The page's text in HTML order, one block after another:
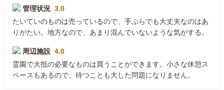
管理状況 3.0
たいていのものは売っているので、手ぶらでも大丈夫なのはあ
りがたい。地方なので、あまり混んでいないような気がする。
周辺施設 4.0
霊園で大抵の必要なものは買うことができます。小さな休憩ス
ペースもあるので、待つことも大した問題になりません。